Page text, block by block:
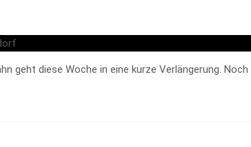
geht diese Woche in eine kurze Verlängerung. Noch